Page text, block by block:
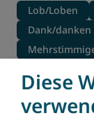
Lob/Loben
Dank/danken
Herr, du
Nr. 383 •
Diese